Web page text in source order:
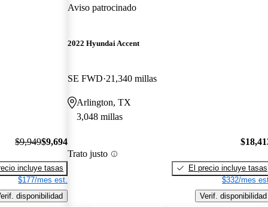
$9,949$9,694
incluye tasas
$177/mes est.
disponibilidad
Aviso patrocinado
2022 Hyundai Accent
SE FWD 21,340 millas
Arlington, TX
3,048 millas
Trato justo
El precio incluye tasas
$332/mes
Verif. disponibilidad